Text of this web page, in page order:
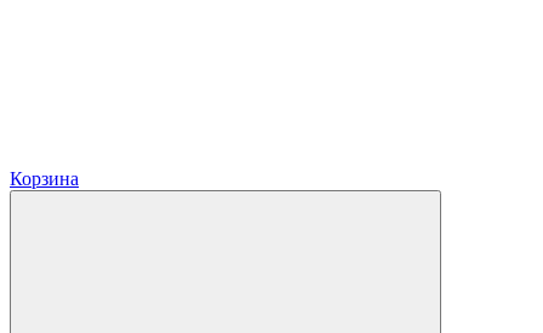
Корзина